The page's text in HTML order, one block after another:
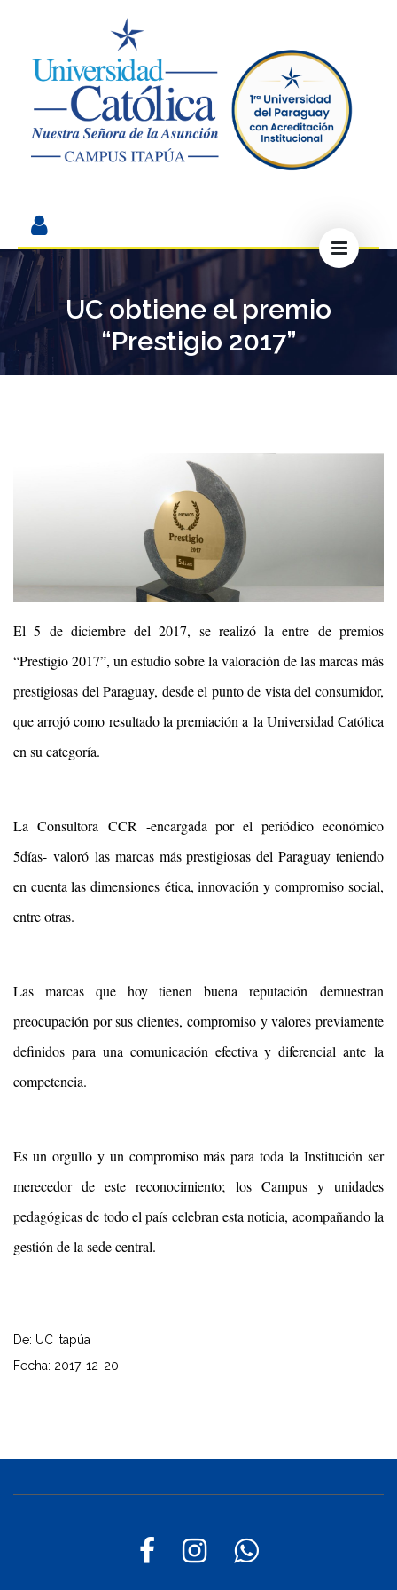
UC obtiene el premio
“Prestigio 2017”
El 5 de diciembre del 2017, se realizó la entre de premios
“Prestigio 2017”, un estudio sobre la valoración de las marcas más
prestigiosas del Paraguay, desde el punto de vista del consumidor,
que arrojó como resultado la premiación a la Universidad Católica
en su categoría.
La Consultora CCR -encargada por el periódico económico
5días- valoró las marcas más prestigiosas del Paraguay teniendo
en cuenta las dimensiones ética, innovación y compromiso social,
entre otras.
Las marcas que hoy tienen buena reputación demuestran
preocupación por sus clientes, compromiso y valores previamente
definidos para una comunicación efectiva y diferencial ante la
competencia.
Es un orgullo y un compromiso más para toda la Institución ser
merecedor de este reconocimiento; los Campus y unidades
pedagógicas de todo el país celebran esta noticia, acompañando la
gestión de la sede central.
De: UC Itapúa
Fecha: 2017-12-20